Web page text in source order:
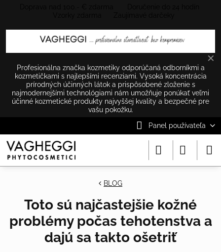
✕
Profesionálna značka kozmetiky odporúčaná odborníkmi a
kozmetičkami s najlepšími recenziami. Vysoká koncentrácia
prírodných účinných látok a prispôsobené zloženie s
najmodernejšími technológiami nám umožňuje ponúkať veľmi
účinné kozmetické produkty najvyššej kvality a bezpečné pre
vašu pokožku.
Panel používateľa
BLOG
Toto sú najčastejšie kožné
problémy počas tehotenstva a
dajú sa takto ošetriť